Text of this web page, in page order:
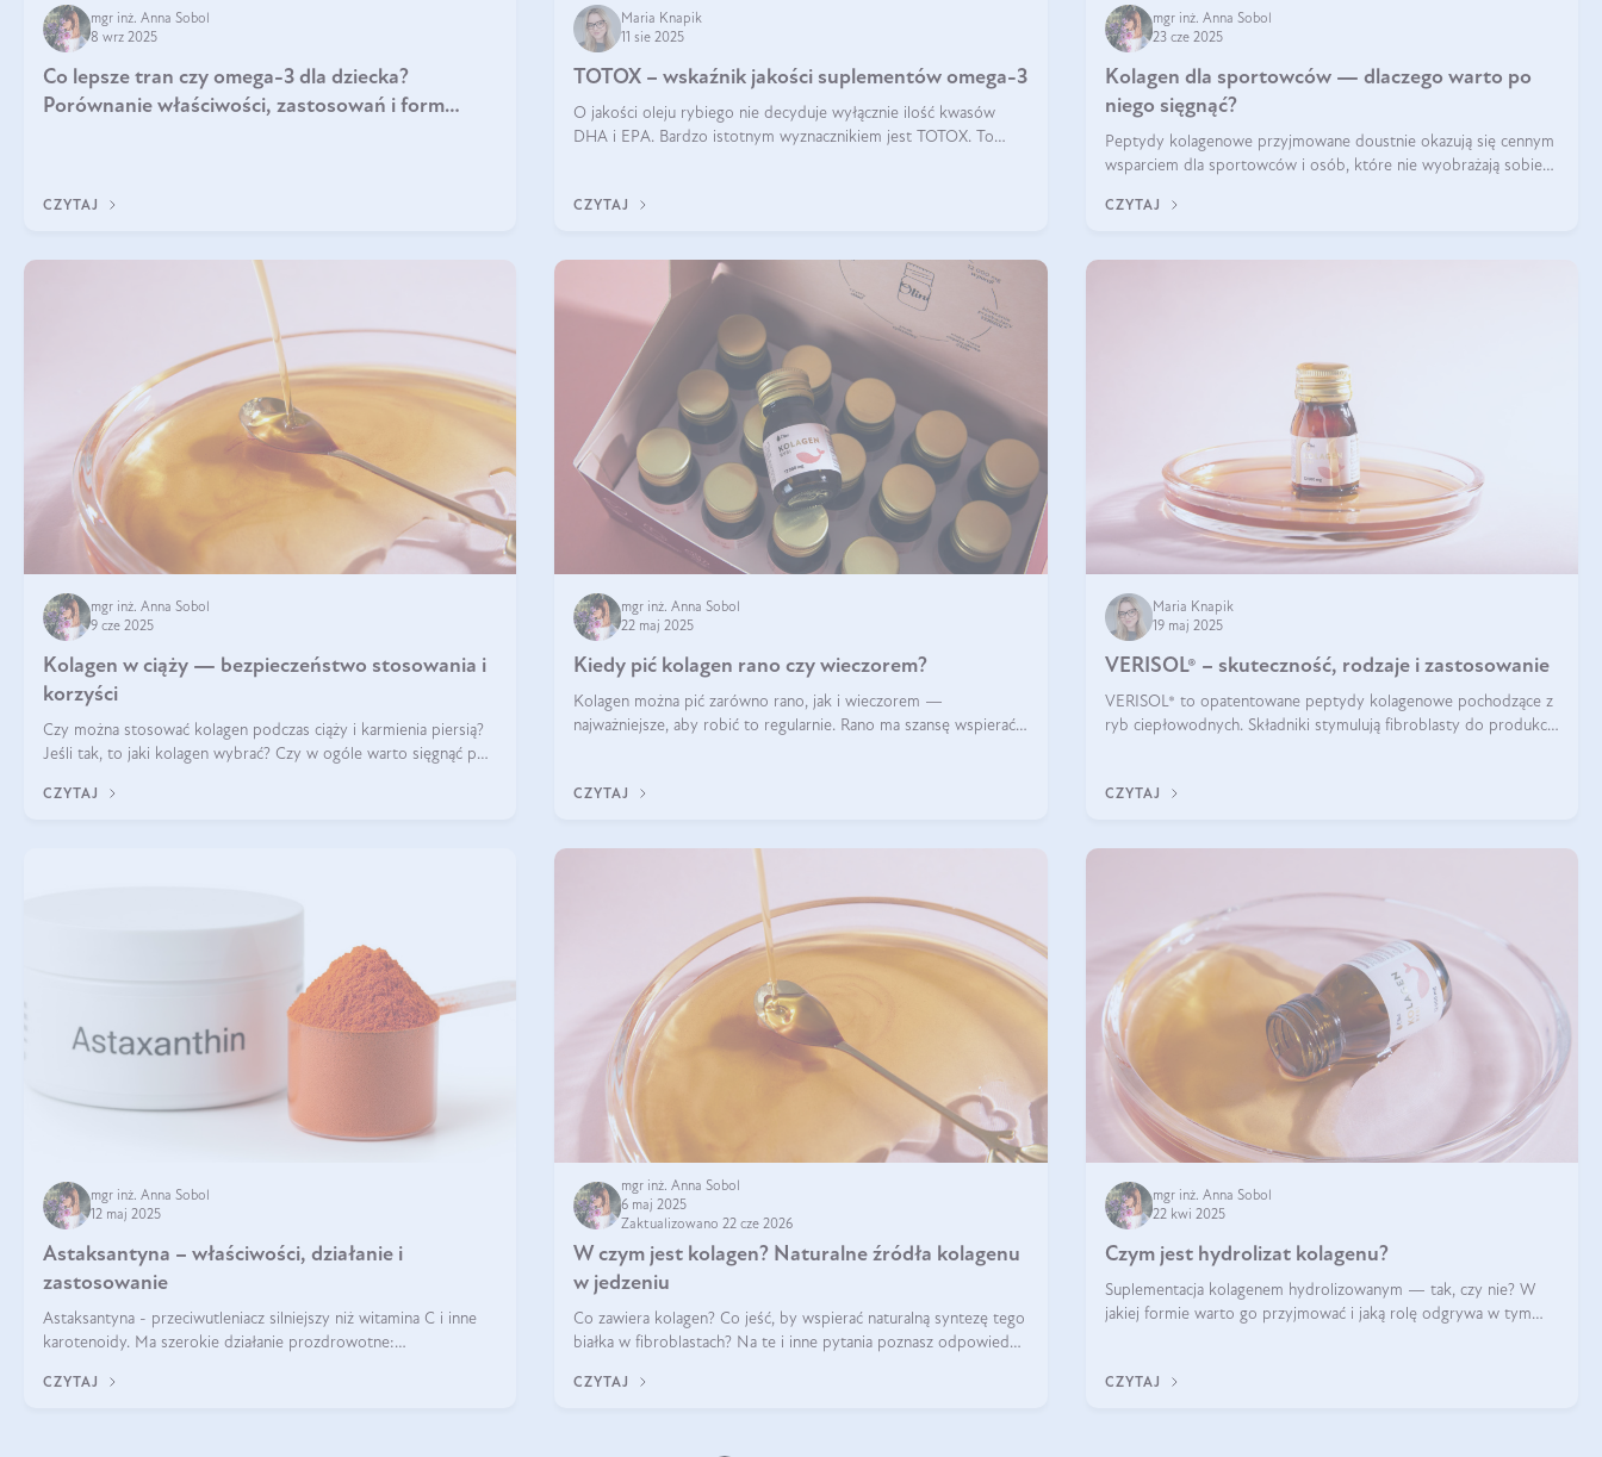
mgr inż. Anna Sobol
8 wrz 2025
Co lepsze tran czy omega-3 dla dziecka?
Porównanie właściwości, zastosowań i form
CZYTAJ
Maria Knapik
11 sie 2025
TOTOX – wskaźnik jakości suplementów omega-3
O jakości oleju rybiego nie decyduje wyłącznie ilość kwasów
DHA i EPA. Bardzo istotnym wyznacznikiem jest TOTOX. To
CZYTAJ
mgr inż. Anna Sobol
23 cze 2025
Kolagen dla sportowców — dlaczego warto po
niego sięgnąć?
Peptydy kolagenowe przyjmowane doustnie okazują się cennym
wsparciem dla sportowców i osób, które nie wyobrażają sobie
CZYTAJ
mgr inż. Anna Sobol
9 cze 2025
Kolagen w ciąży — bezpieczeństwo stosowania i
korzyści
Czy można stosować kolagen podczas ciąży i karmienia piersią?
Jeśli tak, to jaki kolagen wybrać? Czy w ogóle warto sięgnąć po
CZYTAJ
mgr inż. Anna Sobol
22 maj 2025
Kiedy pić kolagen rano czy wieczorem?
Kolagen można pić zarówno rano, jak i wieczorem —
najważniejsze, aby robić to regularnie. Rano ma szansę wspierać
CZYTAJ
Maria Knapik
19 maj 2025
VERISOL® – skuteczność, rodzaje i zastosowanie
VERISOL® to opatentowane peptydy kolagenowe pochodzące z
ryb ciepłowodnych. Składniki stymulują fibroblasty do produkcji
komórek skóry.
CZYTAJ
mgr inż. Anna Sobol
12 maj 2025
Astaksantyna – właściwości, działanie i
zastosowanie
Astaksantyna - przeciwutleniacz silniejszy niż witamina C i inne
karotenoidy. Ma szerokie działanie prozdrowotne:
CZYTAJ
mgr inż. Anna Sobol
6 maj 2025
Zaktualizowano 22 cze 2026
W czym jest kolagen? Naturalne źródła kolagenu
w jedzeniu
Co zawiera kolagen? Co jeść, by wspierać naturalną syntezę tego
białka w fibroblastach? Na te i inne pytania poznasz odpowiedź
CZYTAJ
mgr inż. Anna Sobol
22 kwi 2025
Czym jest hydrolizat kolagenu?
Suplementacja kolagenem hydrolizowanym — tak, czy nie? W
jakiej formie warto go przyjmować i jaką rolę odgrywa w tym
CZYTAJ